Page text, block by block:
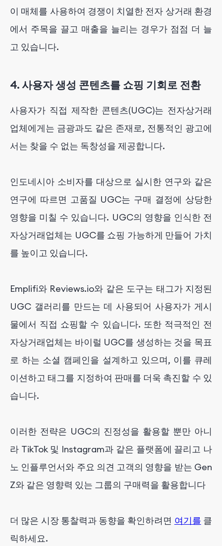
이 매체를 사용하여 경쟁이 치열한 전자 상거래 환경
에서 주목을 끌고 매출을 늘리는 경우가 점점 더 늘
고 있습니다.
4. 사용자 생성 콘텐츠를 쇼핑 기회로 전환
사용자가 직접 제작한 콘텐츠(UGC)는 전자상거래
업체에게는 금광과도 같은 존재로, 전통적인 광고에
서는 찾을 수 없는 독창성을 제공합니다.
인도네시아 소비자를 대상으로 실시한 연구와 같은
연구에 따르면 고품질 UGC는 구매 결정에 상당한
영향을 미칠 수 있습니다. UGC의 영향을 인식한 전
자상거래업체는 UGC를 쇼핑 가능하게 만들어 가치
를 높이고 있습니다.
Emplifi와 Reviews.io와 같은 도구는 태그가 지정된
UGC 갤러리를 만드는 데 사용되어 사용자가 게시
물에서 직접 쇼핑할 수 있습니다. 또한 적극적인 전
자상거래업체는 바이럴 UGC를 생성하는 것을 목표
로 하는 소셜 캠페인을 설계하고 있으며, 이를 큐레
이션하고 태그를 지정하여 판매를 더욱 촉진할 수 있
습니다.
이러한 전략은 UGC의 진정성을 활용할 뿐만 아니
라 TikTok 및 Instagram과 같은 플랫폼에 끌리고 나
노 인플루언서와 주요 의견 고객의 영향을 받는 Gen
Z와 같은 영향력 있는 그룹의 구매력을 활용합니다
더 많은 시장 통찰력과 동향을 확인하려면 여기를 클
릭하세요.